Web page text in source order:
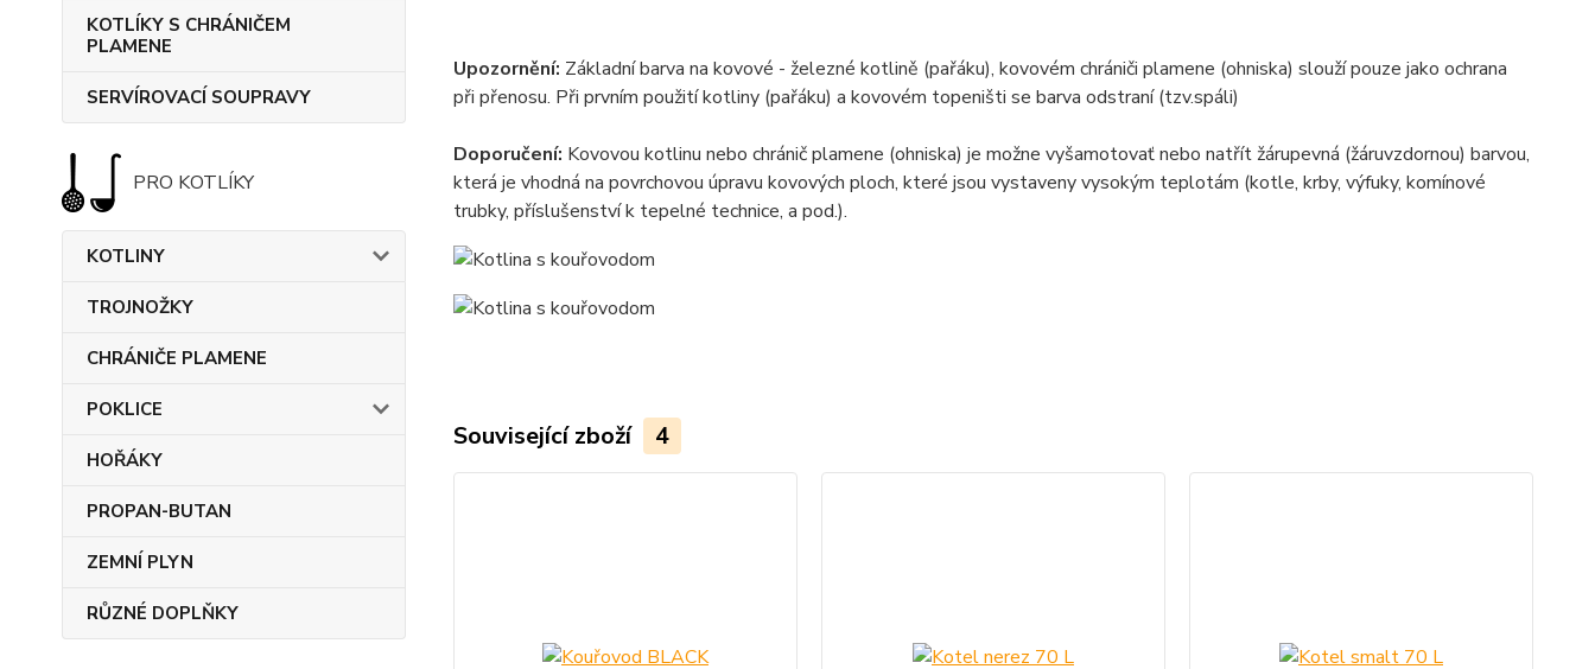
KOTLÍKY S CHRÁNIČEM
PLAMENE
SERVÍROVACÍ SOUPRAVY
PRO KOTLÍKY
KOTLINY
TROJNOŽKY
CHRÁNIČE PLAMENE
POKLICE
HOŘÁKY
PROPAN-BUTAN
ZEMNÍ PLYN
RŮZNÉ DOPLŇKY
Upozornění: Základní barva na kovové - železné kotlině (pařáku), kovovém chrániči plamene (ohniska) slouží pouze jako ochrana
při přenosu. Při prvním použití kotliny (pařáku) a kovovém topeništi se barva odstraní (tzv.spáli)
Doporučení: Kovovou kotlinu nebo chránič plamene (ohniska) je možne vyšamotovať nebo natřít žárupevná (žáruvzdornou) barvou,
která je vhodná na povrchovou úpravu kovových ploch, které jsou vystaveny vysokým teplotám (kotle, krby, výfuky, komínové
trubky, příslušenství k tepelné technice, a pod.).
Související zboží 4